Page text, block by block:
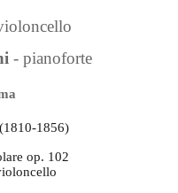
- pianoforte
1856)
op. 102